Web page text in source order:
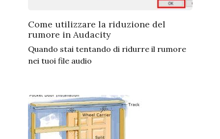
Come utilizzare la riduzione del
rumore in Audacity
Quando stai tentando di ridurre il rumore
nei tuoi file audio